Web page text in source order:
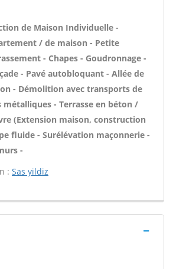
de Maison Individuelle -
/ de maison - Petite
- Chapes - Goudronnage -
- Pavé autobloquant - Allée de
- Démolition avec transports de
métalliques - Terrasse en béton /
(Extension maison, construction
fluide - Surélévation maçonnerie -
-
: Sas yildiz